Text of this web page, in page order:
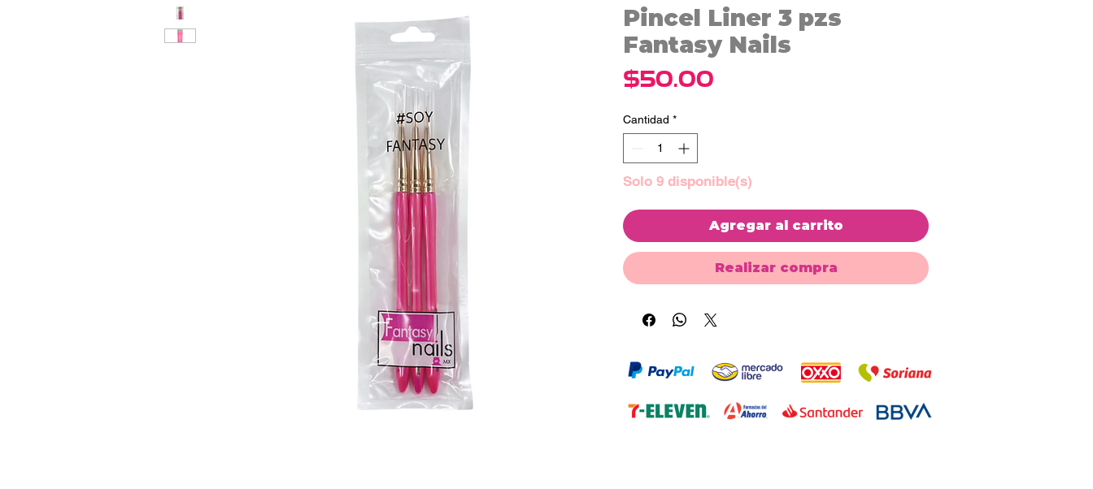
Pincel Liner 3 pzs
Fantasy Nails
$50.00
Cantidad *
Solo 9 disponible(s)
Agregar al carrito
Realizar compra